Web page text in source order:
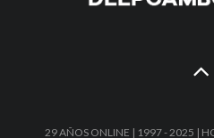
29 AÑOS ONLINE | 1997 - 2025 |